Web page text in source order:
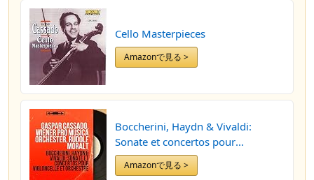
Cello Masterpieces
Amazonで見る >
Boccherini, Haydn & Vivaldi:
Sonate et concertos pour
violoncelle et orchestre (Mono
Version)
Amazonで見る >